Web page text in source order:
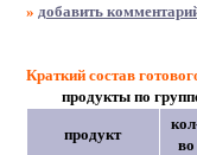
» добавить
Краткий состав
продукты по
продукт
во